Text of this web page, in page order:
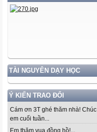
TÀI NGUYÊN DẠY HỌC
Ý KIẾN TRAO ĐỔI
Cám ơn 3T ghé thăm nhà! Chúc
em cuối tuần...
Em thăm vua đồng hồ!...